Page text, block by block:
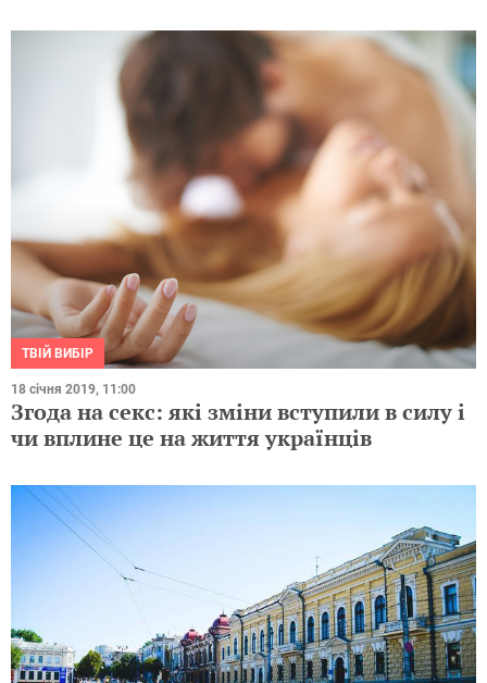
ТВІЙ ВИБІР
18 січня 2019, 11:00
Згода на секс: які зміни вступили в силу і
чи вплине це на життя українців